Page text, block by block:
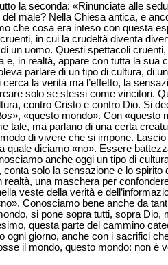
la seconda: «Rinunciate alle
male? Nella Chiesa antica, e
che cosa era inteso con questa
in cui la crudeltà diventa
un uomo. Questi spettacoli
in realtà, appare con tutta la sua
parlare di un tipo di cultura, di
la verità ma l’effetto, la
solo se stessi come vincitori.
contro Cristo e contro Dio. Si
», «questo mondo». Con «questo
tale, ma parlano di una certa
di vivere che si impone.
quale diciamo «no». Essere
anche oggi un tipo di
solo la sensazione e lo spirito
una maschera per
veste della verità e
Conosciamo bene anche da
si pone sopra tutti, sopra Dio,
questa parte del cammino
ogni giorno, anche con i sacrifici
il mondo, questo mondo: non è